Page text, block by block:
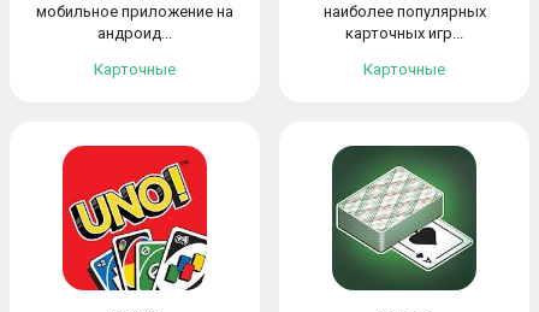
мобильное приложение на
андроид...
Карточные
наиболее популярных
карточных игр...
Карточные